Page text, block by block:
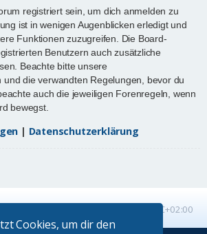
Cookies, um dir den
registriert sein, um dich anmelden zu
ist in wenigen Augenblicken erledigt und
Funktionen zuzugreifen. Die Board-
Benutzern auch zusätzliche
Beachte bitte unsere
und die verwandten Regelungen, bevor du
auch die jeweiligen Forenregeln, wenn
bewegst.
| Datenschutzerklärung
UTC+02:00